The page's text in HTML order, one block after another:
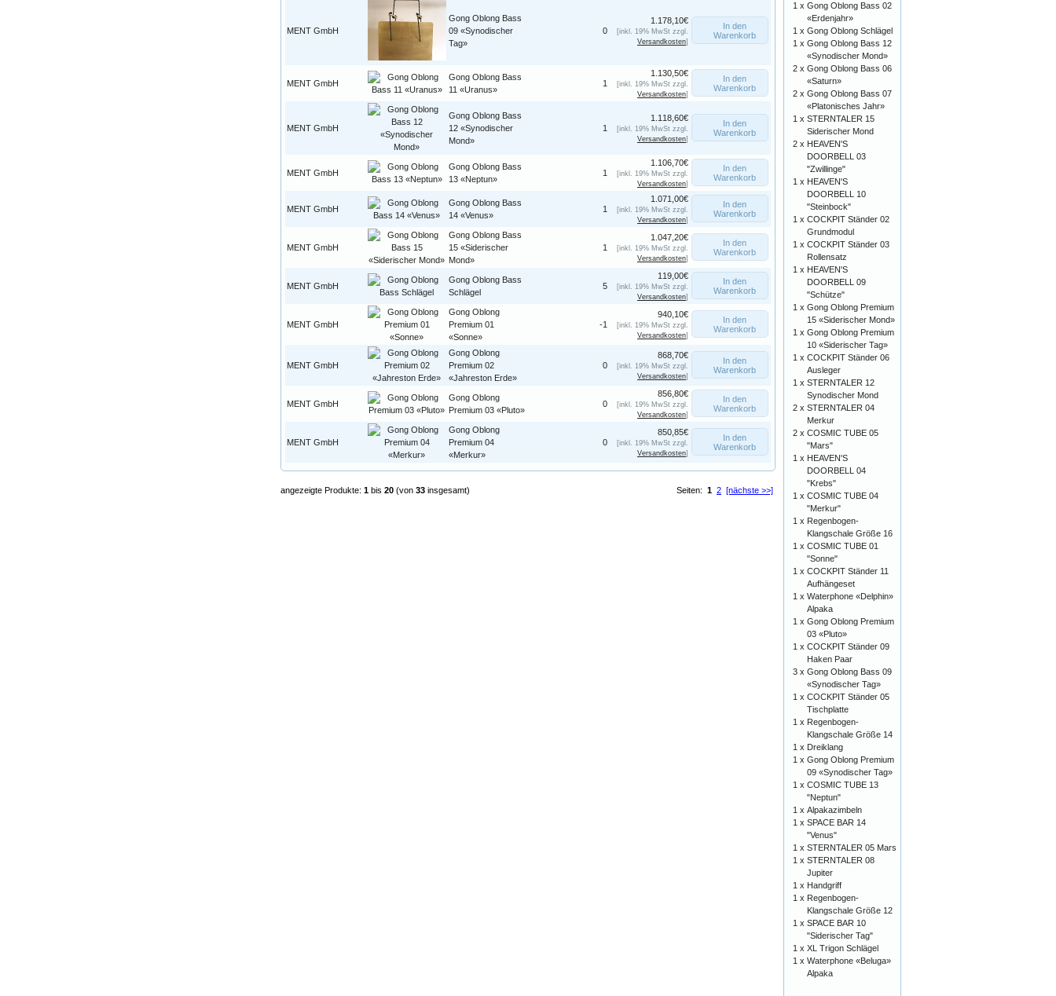
MENT GmbH
Gong Oblong Bass
09 «Synodischer
Tag»
0
1.178,10€
[inkl. 19% MwSt zzgl.
Versandkosten]
In den
Warenkorb
MENT GmbH
Gong Oblong Bass
11 «Uranus»
1
1.130,50€
[inkl. 19% MwSt zzgl.
Versandkosten]
In den
Warenkorb
MENT GmbH
Gong Oblong Bass
12 «Synodischer
Mond»
1
1.118,60€
[inkl. 19% MwSt zzgl.
Versandkosten]
In den
Warenkorb
MENT GmbH
Gong Oblong Bass
13 «Neptun»
1
1.106,70€
[inkl. 19% MwSt zzgl.
Versandkosten]
In den
Warenkorb
MENT GmbH
Gong Oblong Bass
14 «Venus»
1
1.071,00€
[inkl. 19% MwSt zzgl.
Versandkosten]
In den
Warenkorb
MENT GmbH
Gong Oblong Bass
15 «Siderischer
Mond»
1
1.047,20€
[inkl. 19% MwSt zzgl.
Versandkosten]
In den
Warenkorb
MENT GmbH
Gong Oblong Bass
Schlägel
5
119,00€
[inkl. 19% MwSt zzgl.
Versandkosten]
In den
Warenkorb
MENT GmbH
Gong Oblong
Premium 01
«Sonne»
-1
940,10€
[inkl. 19% MwSt zzgl.
Versandkosten]
In den
Warenkorb
MENT GmbH
Gong Oblong
Premium 02
«Jahreston Erde»
0
868,70€
[inkl. 19% MwSt zzgl.
Versandkosten]
In den
Warenkorb
MENT GmbH
Gong Oblong
Premium 03 «Pluto»
0
856,80€
[inkl. 19% MwSt zzgl.
Versandkosten]
In den
Warenkorb
MENT GmbH
Gong Oblong
Premium 04
«Merkur»
0
850,85€
[inkl. 19% MwSt zzgl.
Versandkosten]
In den
Warenkorb
Seiten: 1 2 [nächste >>]
angezeigte Produkte: 1 bis 20 (von 33 insgesamt)
1 x Gong Oblong Bass 02
«Erdenjahr»
1 x Gong Oblong Schlägel
1 x Gong Oblong Bass 12
«Synodischer Mond»
2 x Gong Oblong Bass 06
«Saturn»
2 x Gong Oblong Bass 07
«Platonisches Jahr»
1 x STERNTALER 15
Siderischer Mond
2 x HEAVEN'S
DOORBELL 03
"Zwillinge"
1 x HEAVEN'S
DOORBELL 10
"Steinbock"
1 x COCKPIT Ständer 02
Grundmodul
1 x COCKPIT Ständer 03
Rollensatz
1 x HEAVEN'S
DOORBELL 09
"Schütze"
1 x Gong Oblong Premium
15 «Siderischer Mond»
1 x Gong Oblong Premium
10 «Siderischer Tag»
1 x COCKPIT Ständer 06
Ausleger
1 x STERNTALER 12
Synodischer Mond
2 x STERNTALER 04
Merkur
2 x COSMIC TUBE 05
"Mars"
1 x HEAVEN'S
DOORBELL 04
"Krebs"
1 x COSMIC TUBE 04
"Merkur"
1 x Regenbogen-
Klangschale Größe 16
1 x COSMIC TUBE 01
"Sonne"
1 x COCKPIT Ständer 11
Aufhängeset
1 x Waterphone «Delphin»
Alpaka
1 x Gong Oblong Premium
03 «Pluto»
1 x COCKPIT Ständer 09
Haken Paar
3 x Gong Oblong Bass 09
«Synodischer Tag»
1 x COCKPIT Ständer 05
Tischplatte
1 x Regenbogen-
Klangschale Größe 14
1 x Dreiklang
1 x Gong Oblong Premium
09 «Synodischer Tag»
1 x COSMIC TUBE 13
"Neptun"
1 x Alpakazimbeln
1 x SPACE BAR 14
"Venus"
1 x STERNTALER 05 Mars
1 x STERNTALER 08
Jupiter
1 x Handgriff
1 x Regenbogen-
Klangschale Größe 12
1 x SPACE BAR 10
"Siderischer Tag"
1 x XL Trigon Schlägel
1 x Waterphone «Beluga»
Alpaka